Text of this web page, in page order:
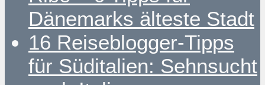
Dänemarks älteste Stadt
16 Reiseblogger-Tipps
für Süditalien: Sehnsucht